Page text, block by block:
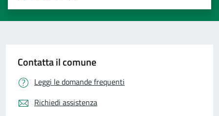
Valuta 5 stelle su 5
Valuta 4 stelle su 5
Valuta 3 stelle su 5
Valuta 2 stelle su 5
Valuta 1 stelle su 5
Contatta il comune
Leggi le domande frequenti
Richiedi assistenza